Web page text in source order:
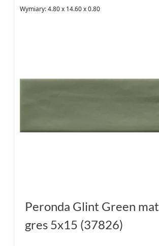
Wymiary: 4.80 x 14.60 x 0.80
Peronda Glint Green mat
gres 5x15 (37826)